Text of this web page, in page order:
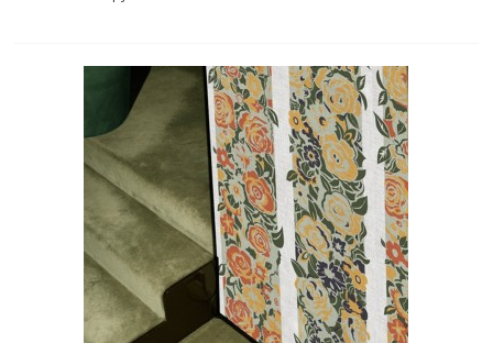
WZÓR 2010
TAPETY COLE & SON
TAPETY ARTE
TAPETY ZOFFANY
TAPETY ROMO